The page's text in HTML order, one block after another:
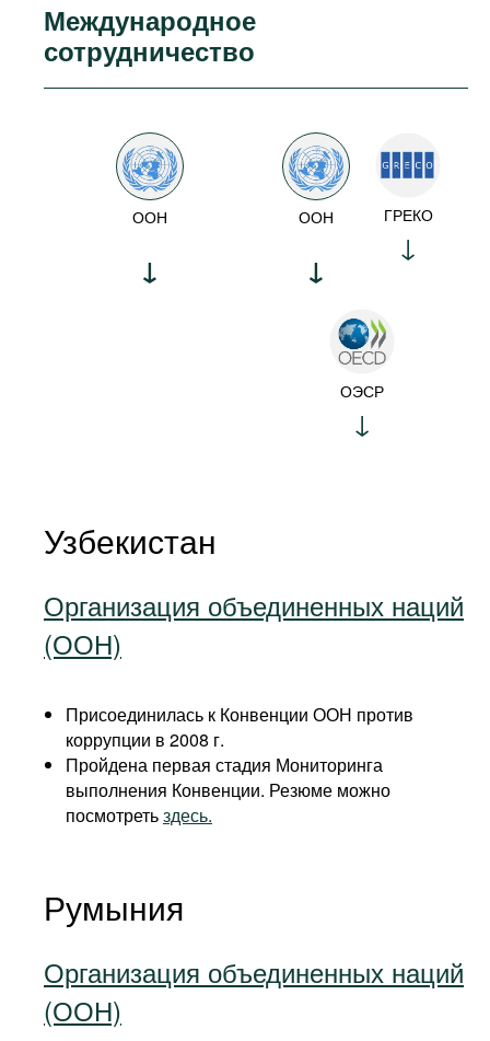
Международное
сотрудничество
ООН ООН ГРЕКО
ОЭСР
Узбекистан
Организация объединенных наций
(ООН)
Присоединилась к Конвенции ООН против
коррупции в 2008 г.
Пройдена первая стадия Мониторинга
выполнения Конвенции. Резюме можно
посмотретьздесь.
Румыния
Организация объединенных наций
(ООН)